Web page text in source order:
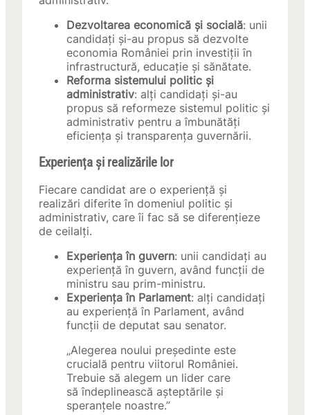
Dezvoltarea economică și socială: unii
candidați și-au propus să dezvolte
economia României prin investiții în
infrastructură, educație și sănătate.
Reforma sistemului politic și
administrativ: alți candidați și-au
propus să reformeze sistemul politic și
administrativ pentru a îmbunătăți
eficiența și transparența guvernării.
Experiența și realizările lor
Fiecare candidat are o experiență și
realizări diferite în domeniul politic și
administrativ, care îi fac să se diferențieze
de ceilalți.
Experiența în guvern: unii candidați au
experiență în guvern, având funcții de
ministru sau prim-ministru.
Experiența în Parlament: alți candidați
au experiență în Parlament, având
funcții de deputat sau senator.
„Alegerea noului președinte este
crucială pentru viitorul României.
Trebuie să alegem un lider care
să îndeplinească așteptările și
speranțele noastre.”